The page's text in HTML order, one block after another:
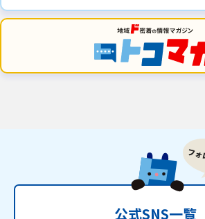
公式SNS一覧